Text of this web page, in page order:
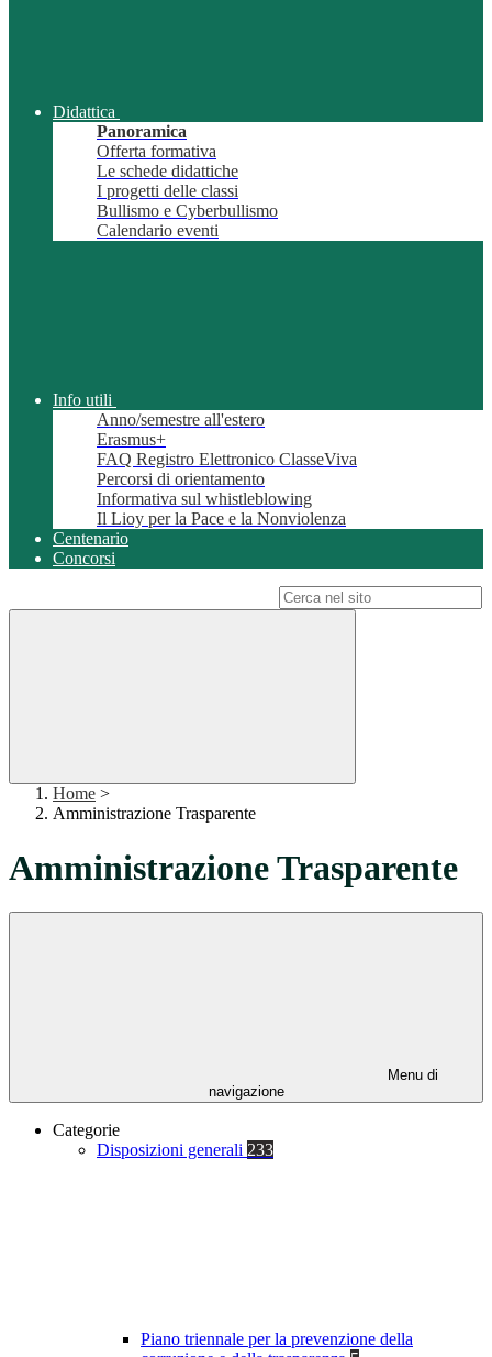
Didattica
Panoramica
Offerta formativa
Le schede didattiche
I progetti delle classi
Bullismo e Cyberbullismo
Calendario eventi
Info utili
Anno/semestre all'estero
Erasmus+
FAQ Registro Elettronico ClasseViva
Percorsi di orientamento
Informativa sul whistleblowing
Il Lioy per la Pace e la Nonviolenza
Centenario
Concorsi
Home >
Amministrazione Trasparente
Amministrazione Trasparente
Menu di
navigazione
Categorie
Disposizioni generali 233
Piano triennale per la prevenzione della